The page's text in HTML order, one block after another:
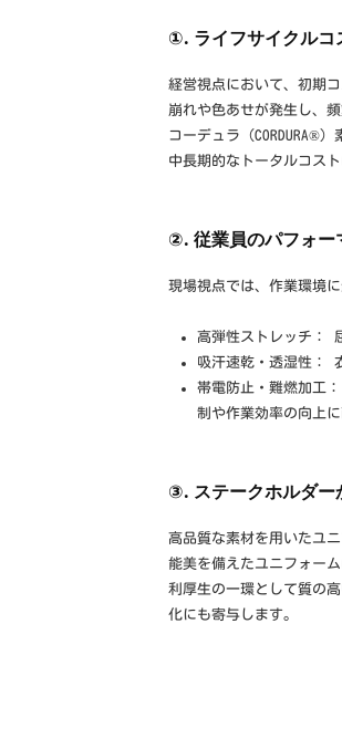
①. ライフサイクルコ
経営視点において、初期
崩れや色あせが発生し、
コーデュラ（CORDURA®
中長期的なトータルコス
②. 従業員のパフォー
現場視点では、作業環境
高弾性ストレッチ：
吸汗速乾・透湿性：
帯電防止・難燃加工
制や作業効率の向上に
③. ステークホルダー
高品質な素材を用いたユ
能美を備えたユニフォー
利厚生の一環として質の
化にも寄与します。